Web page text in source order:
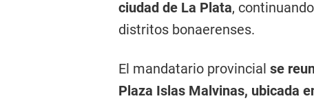
ciudad de La Plata,
distritos bonaerenses.
El mandatario provincial se
Plaza Islas Malvinas, ubicada